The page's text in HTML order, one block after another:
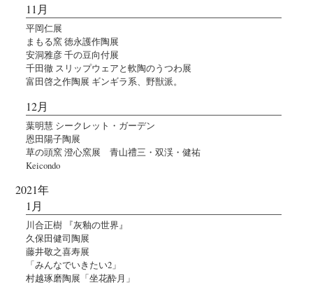
11月
平岡仁展
まもる窯 徳永護作陶展
安洞雅彦 千の豆向付展
千田徹 スリップウェアと軟陶のうつわ展
富田啓之作陶展 ギンギラ系、野獣派。
12月
葉明慧 シークレット・ガーデン
恩田陽子陶展
草の頭窯 澄心窯展 青山禮三・双渓・健祐
Keicondo
2021年
1月
川合正樹 『灰釉の世界』
久保田健司陶展
藤井敬之喜寿展
「みんなでいきたい2」
村越琢磨陶展「坐花酔月」